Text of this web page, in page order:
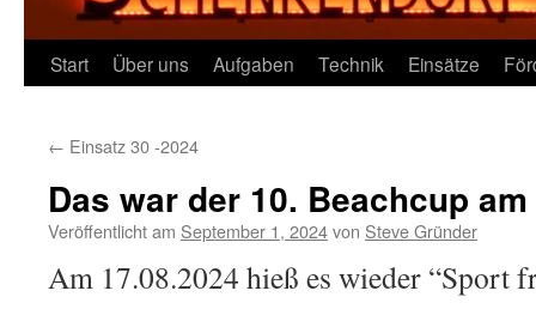
Start Über uns Aufgaben Technik Einsätze
← Einsatz 30 -2024
Das war der 10. Beachcup
Veröffentlicht am September 1, 2024von Steve Gründer
Am 17.08.2024 hieß es wieder “Sport